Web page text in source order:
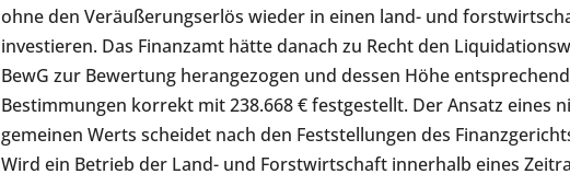
ohne den Veräußerungserlös wieder in einen land- und
investieren. Das Finanzamt hätte danach zu Recht den
BewG zur Bewertung herangezogen und dessen Höhe
Bestimmungen korrekt mit 238.668 € festgestellt. Der Ansatz eines
gemeinen Werts scheidet nach den Feststellungen des
Wird ein Betrieb der Land- und Forstwirtschaft innerhalb eines